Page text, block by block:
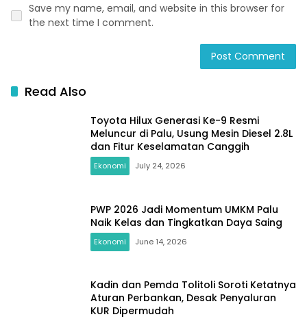
Save my name, email, and website in this browser for
the next time I comment.
Read Also
Toyota Hilux Generasi Ke-9 Resmi
Meluncur di Palu, Usung Mesin Diesel 2.8L
dan Fitur Keselamatan Canggih
Ekonomi July 24, 2026
PWP 2026 Jadi Momentum UMKM Palu
Naik Kelas dan Tingkatkan Daya Saing
Ekonomi June 14, 2026
Kadin dan Pemda Tolitoli Soroti Ketatnya
Aturan Perbankan, Desak Penyaluran
KUR Dipermudah